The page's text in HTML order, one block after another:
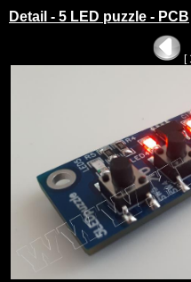
Detail - 5 LED puzzle - PCB
[